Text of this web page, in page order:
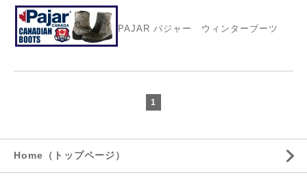
PAJAR パジャー ウィンターブーツ
1
Home（トップページ）